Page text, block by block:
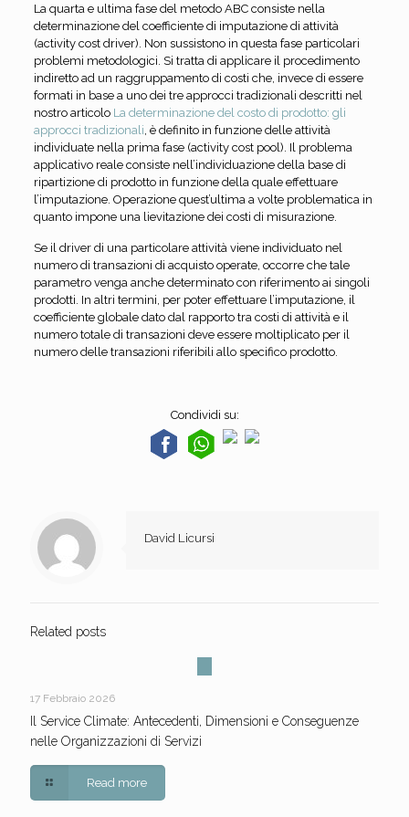
La quarta e ultima fase del metodo ABC consiste nella
determinazione del coefficiente di imputazione di attività
(activity cost driver). Non sussistono in questa fase particolari
problemi metodologici. Si tratta di applicare il procedimento
indiretto ad un raggruppamento di costi che, invece di essere
formati in base a uno dei tre approcci tradizionali descritti nel
nostro articolo La determinazione del costo di prodotto: gli
approcci tradizionali , è definito in funzione delle attività
individuate nella prima fase (activity cost pool). Il problema
applicativo reale consiste nell’individuazione della base di
ripartizione di prodotto in funzione della quale effettuare
l’imputazione. Operazione quest’ultima a volte problematica in
quanto impone una lievitazione dei costi di misurazione.
Se il driver di una particolare attività viene individuato nel
numero di transazioni di acquisto operate, occorre che tale
parametro venga anche determinato con riferimento ai singoli
prodotti. In altri termini, per poter effettuare l’imputazione, il
coefficiente globale dato dal rapporto tra costi di attività e il
numero totale di transazioni deve essere moltiplicato per il
numero delle transazioni riferibili allo specifico prodotto.
Condividi su:
David Licursi
Related posts
17 Febbraio 2026
Il Service Climate: Antecedenti, Dimensioni e Conseguenze
nelle Organizzazioni di Servizi
Read more